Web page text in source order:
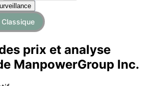
Classique
prix et analyse
ManpowerGroup Inc.